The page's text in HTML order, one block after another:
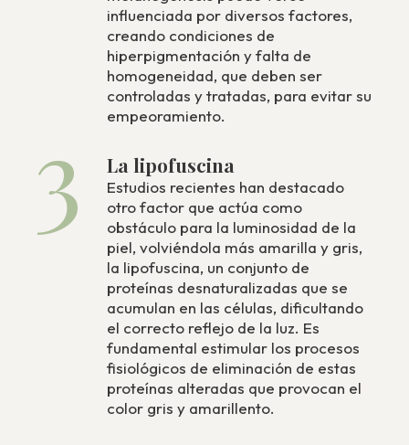
influenciada por diversos factores,
creando condiciones de
hiperpigmentación y falta de
homogeneidad, que deben ser
controladas y tratadas, para evitar su
empeoramiento.
3 La lipofuscina
Estudios recientes han destacado
otro factor que actúa como
obstáculo para la luminosidad de la
piel, volviéndola más amarilla y gris,
la lipofuscina, un conjunto de
proteínas desnaturalizadas que se
acumulan en las células, dificultando
el correcto reflejo de la luz. Es
fundamental estimular los procesos
fisiológicos de eliminación de estas
proteínas alteradas que provocan el
color gris y amarillento.